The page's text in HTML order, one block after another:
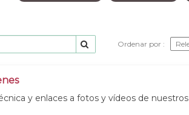
Ordenar por
y enlaces a fotos y vídeos de nuestros